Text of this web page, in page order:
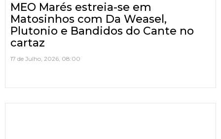
MEO Marés estreia-se em
Matosinhos com Da Weasel,
Plutonio e Bandidos do Cante no
cartaz
17 de Julho, 2026, 08:00